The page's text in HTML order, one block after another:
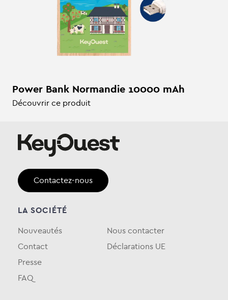
Power Bank Normandie 10000 mAh
Découvrir ce produit
Contactez-nous
LA SOCIÉTÉ
Nouveautés
Contact
Presse
FAQ
Nous contacter
Déclarations UE